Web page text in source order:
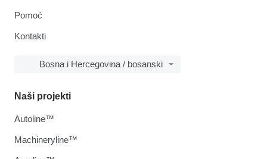
Pomoć
Kontakti
Bosna i Hercegovina / bosanski
Naši projekti
Autoline™
Machineryline™